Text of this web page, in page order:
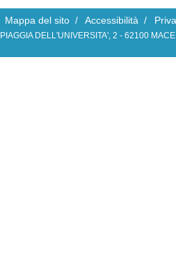
Mappa del sito / Accessibilità /
PIAGGIA DELL'UNIVERSITA', 2 - 62100